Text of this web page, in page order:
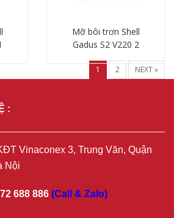
Mỡ bôi trơn Shell
Gadus S2 V220 2
Chi tiết
1 2 NEXT »
:
Vinaconex 3, Trung Văn, Quận
Nội
688 886 (Call & Zalo)